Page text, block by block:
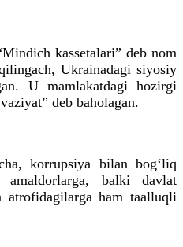
kassetalari” deb nom
Ukrainadagi siyosiy
U mamlakatdagi hozirgi
deb baholagan.
korrupsiya bilan bog‘liq
amaldorlarga, balki davlat
ham taalluqli